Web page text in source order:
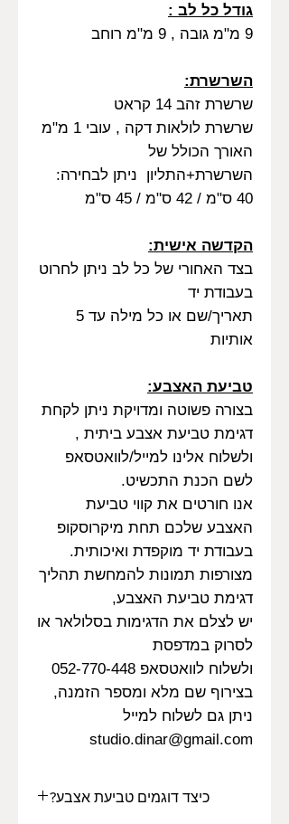
גודל כל לב :
9 מ"מ גובה , 9 מ"מ רוחב
השרשרת:
שרשרת זהב 14 קראט
שרשרת לולאות דקה , עובי 1 מ"מ
האורך הכולל של
השרשרת+התליון ניתן לבחירה:
40 ס"מ / 42 ס"מ / 45 ס"מ
הקדשה אישית:
בצד האחורי של כל לב ניתן לחרוט
בעבודת יד
תאריך/שם או כל מילה עד 5
אותיות
טביעת האצבע:
בצורה פשוטה ומדויקת ניתן לקחת
דגימת טביעת אצבע ביתית ,
ולשלוח אלינו למייל/לוואטסאפ
לשם הכנת התכשיט.
אנו חורטים את קווי טביעת
האצבע שלכם תחת מיקרוסקופ
בעבודת יד מוקפדת ואיכותית.
מצורפות תמונות להמחשת תהליך
דגימת טביעת האצבע,
יש לצלם את הדגימות בסלולאר או
לסרוק במדפסת
ולשלוח לוואטסאפ 052-770-448
בצירוף שם מלא ומספר הזמנה,
ניתן גם לשלוח למייל
studio.dinar@gmail.com
כיצד דוגמים טביעת אצבע?